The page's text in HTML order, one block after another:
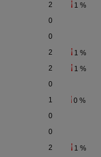
2 1 %
0
0
2 1 %
2 1 %
0
1 0 %
0
0
2 1 %